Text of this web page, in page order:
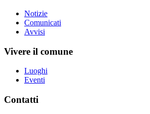
Notizie
Comunicati
Avvisi
Vivere il comune
Luoghi
Eventi
Contatti